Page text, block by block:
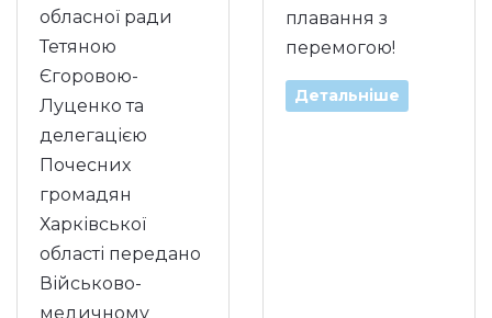
обласної ради
Тетяною
Єгоровою-
Луценко та
делегацією
Почесних
громадян
Харківської
області передано
Військово-
медичному
плавання з
перемогою!
Детальніше